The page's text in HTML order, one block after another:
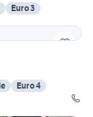
Euro 3
Euro 4